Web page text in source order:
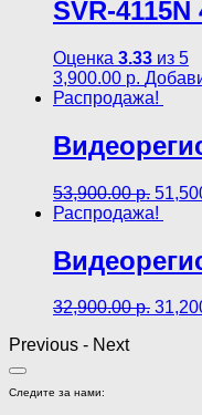
SVR-
Оценка 3.33 из 5
3,900.00 р.
Распродажа!
53,900.00р.
Распродажа!
32,900.00р.
Previous - Next
Следите за нами: